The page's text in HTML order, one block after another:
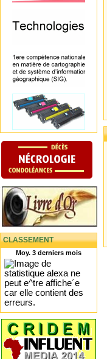
CLASSEMENT
Moy. 3 derniers mois